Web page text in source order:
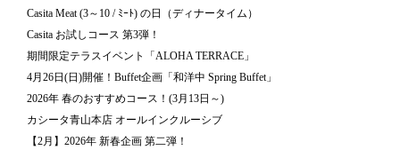
Casita Meat (3～10 / ﾐｰﾄ) の日（ディナータイム）
Casita お試しコース 第3弾！
期間限定テラスイベント「ALOHA TERRACE」
4月26日(日)開催！Buffet企画「和洋中 Spring Buffet」
2026年 春のおすすめコース！(3月13日～)
カシータ青山本店 オールインクルーシブ
【2月】2026年 新春企画 第二弾！